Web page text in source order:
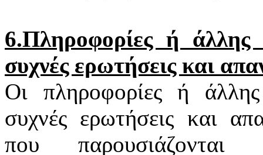
6.Πληροφορίες ή άλλης
συχνές ερωτήσεις και
Οι πληροφορίες ή άλλης
συχνές ερωτήσεις και
που